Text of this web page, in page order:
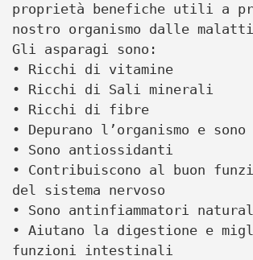
proprietà benefiche utili a
nostro organismo dalle
Gli asparagi sono:
• Ricchi di vitamine
• Ricchi di Sali minerali
• Ricchi di fibre
• Depurano l’organismo e
• Sono antiossidanti
• Contribuiscono al buon
del sistema nervoso
• Sono antinfiammatori
• Aiutano la digestione e
funzioni intestinali